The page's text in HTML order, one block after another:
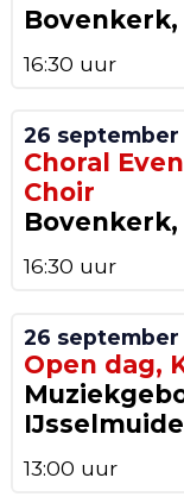
16:30 uur
26 september
Choral
Choir
16:30 uur
26 september
Open dag,
13:00 uur